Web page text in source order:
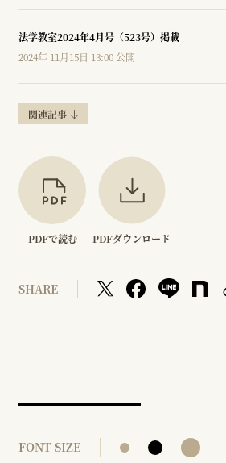
法学教室2024年4月号（523号）掲載
2024年 11月15日 13:00 公開
関連記事
PDFで読む PDFダウンロード
SHARE
FONT SIZE